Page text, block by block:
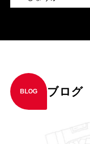
BLOG ブログ